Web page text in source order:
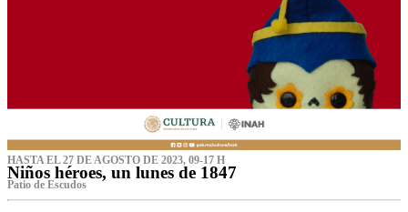
HASTA EL 27 DE AGOSTO DE 2023, 09-17 H
Niños héroes, un lunes de 1847
Patio de Escudos